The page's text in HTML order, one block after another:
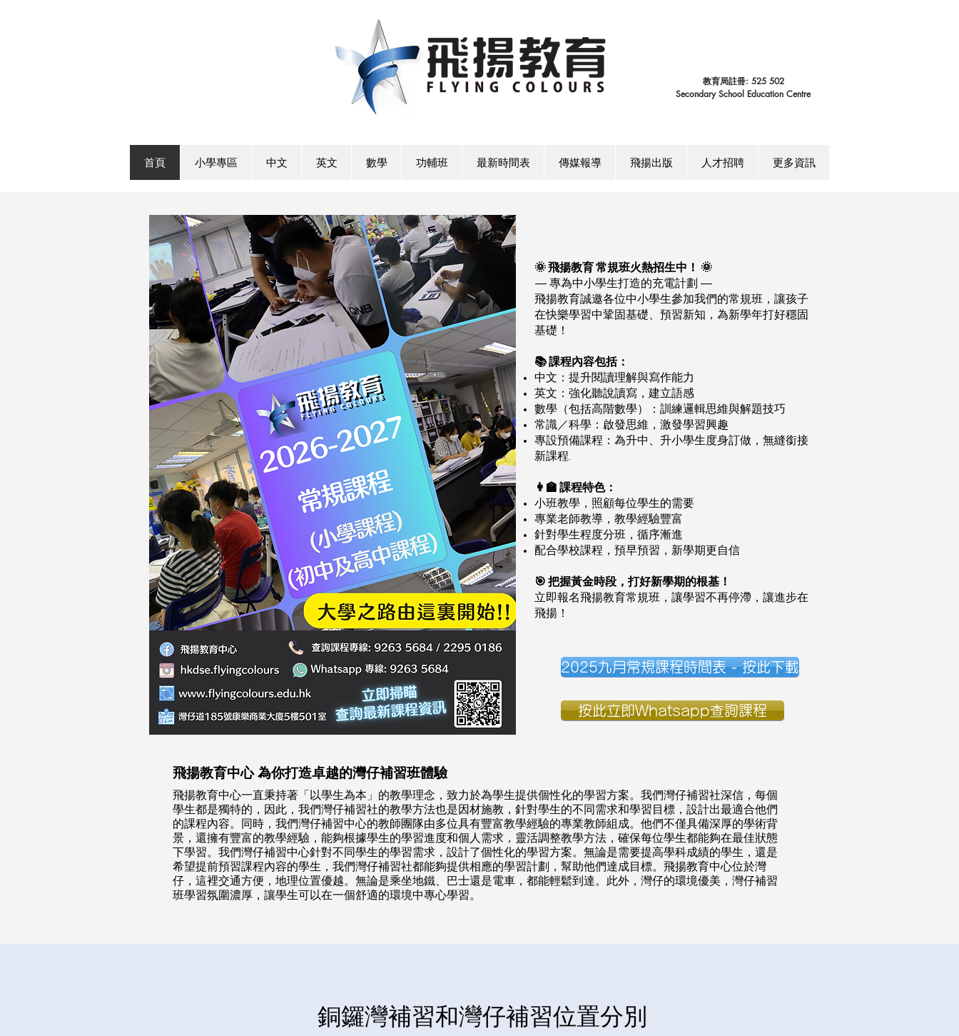
教育局註冊: 525 502
Secondary School Education Centre
首頁 小學專區 中文 英文 數學 功輔班 最新時間表 傳媒報導 飛揚出版 人才招聘 更多資訊
🌞 飛揚教育 常規班火熱招生中！ 🌞
— 專為中小學生打造的充電計劃 —
飛揚教育誠邀各位中小學生參加我們的常規班，讓孩子
在快樂學習中鞏固基礎、預習新知，為新學年打好穩固
基礎！
📚 課程內容包括：
中文：提升閱讀理解與寫作能力
英文：強化聽說讀寫，建立語感
數學（包括高階數學）：訓練邏輯思維與解題技巧
常識／科學：啟發思維，激發學習興趣
專設預備課程：為升中、升小學生度身訂做，無縫銜接
新課程.
👩‍🏫 課程特色：
小班教學，照顧每位學生的需要
專業老師教導，教學經驗豐富
針對學生程度分班，循序漸進
配合學校課程，預早預習，新學期更自信
🎯 把握黃金時段，打好新學期的根基！
立即報名飛揚教育常規班，讓學習不再停滯，讓進步在
飛揚！
2025九月常規課程時間表 - 按此下載
按此立即Whatsapp查詢課程
飛揚教育中心 為你打造卓越的灣仔補習班體驗
飛揚教育中心一直秉持著「以學生為本」的教學理念，致力於為學生提供個性化的學習方案。我們灣仔補習社深信，每個
學生都是獨特的，因此，我們灣仔補習社的教學方法也是因材施教，針對學生的不同需求和學習目標，設計出最適合他們
的課程內容。同時，我們灣仔補習中心的教師團隊由多位具有豐富教學經驗的專業教師組成。他們不僅具備深厚的學術背
景，還擁有豐富的教學經驗，能夠根據學生的學習進度和個人需求，靈活調整教學方法，確保每位學生都能夠在最佳狀態
下學習。我們灣仔補習中心針對不同學生的學習需求，設計了個性化的學習方案。無論是需要提高學科成績的學生，還是
希望提前預習課程內容的學生，我們灣仔補習社都能夠提供相應的學習計劃，幫助他們達成目標。飛揚教育中心位於灣
仔，這裡交通方便，地理位置優越。無論是乘坐地鐵、巴士還是電車，都能輕鬆到達。此外，灣仔的環境優美，灣仔補習
班學習氛圍濃厚，讓學生可以在一個舒適的環境中專心學習。
銅鑼灣補習和灣仔補習位置分別